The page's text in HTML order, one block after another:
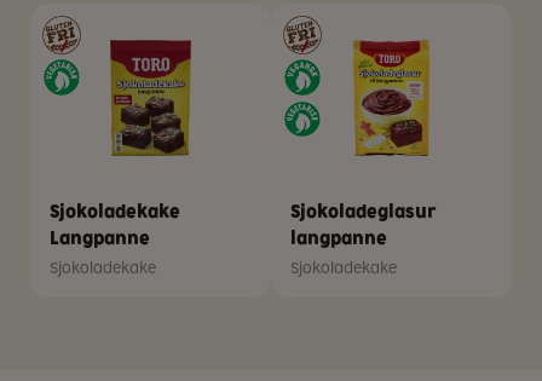
Sjokoladekake
Langpanne
Sjokoladekake
Sjokoladeglasur
langpanne
Sjokoladekake